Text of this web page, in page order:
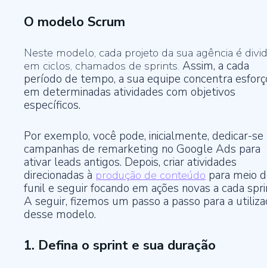
O modelo Scrum
Neste modelo, cada projeto da sua agência é
em ciclos, chamados de sprints. Assim, a cada
período de tempo, a sua equipe concentra
em determinadas atividades com objetivos
específicos.
Por exemplo, você pode, inicialmente, dedicar-se
campanhas de remarketing no Google Ads para
ativar leads antigos. Depois, criar atividades
direcionadas à produção de conteúdo para meio
funil e seguir focando em ações novas a cada
A seguir, fizemos um passo a passo para a
desse modelo.
1. Defina o sprint e sua duração